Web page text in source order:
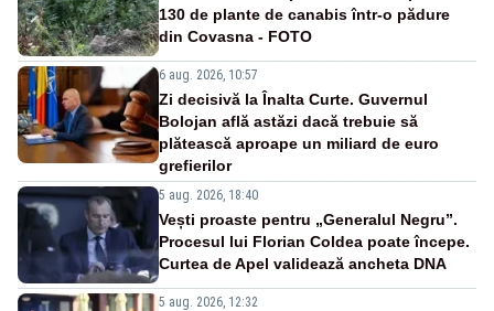
130 de plante de canabis într-o pădure
din Covasna - FOTO
6 aug. 2026, 10:57
Zi decisivă la Înalta Curte. Guvernul
Bolojan află astăzi dacă trebuie să
plătească aproape un miliard de euro
grefierilor
5 aug. 2026, 18:40
Vești proaste pentru „Generalul Negru”.
Procesul lui Florian Coldea poate începe.
Curtea de Apel validează ancheta DNA
5 aug. 2026, 12:32